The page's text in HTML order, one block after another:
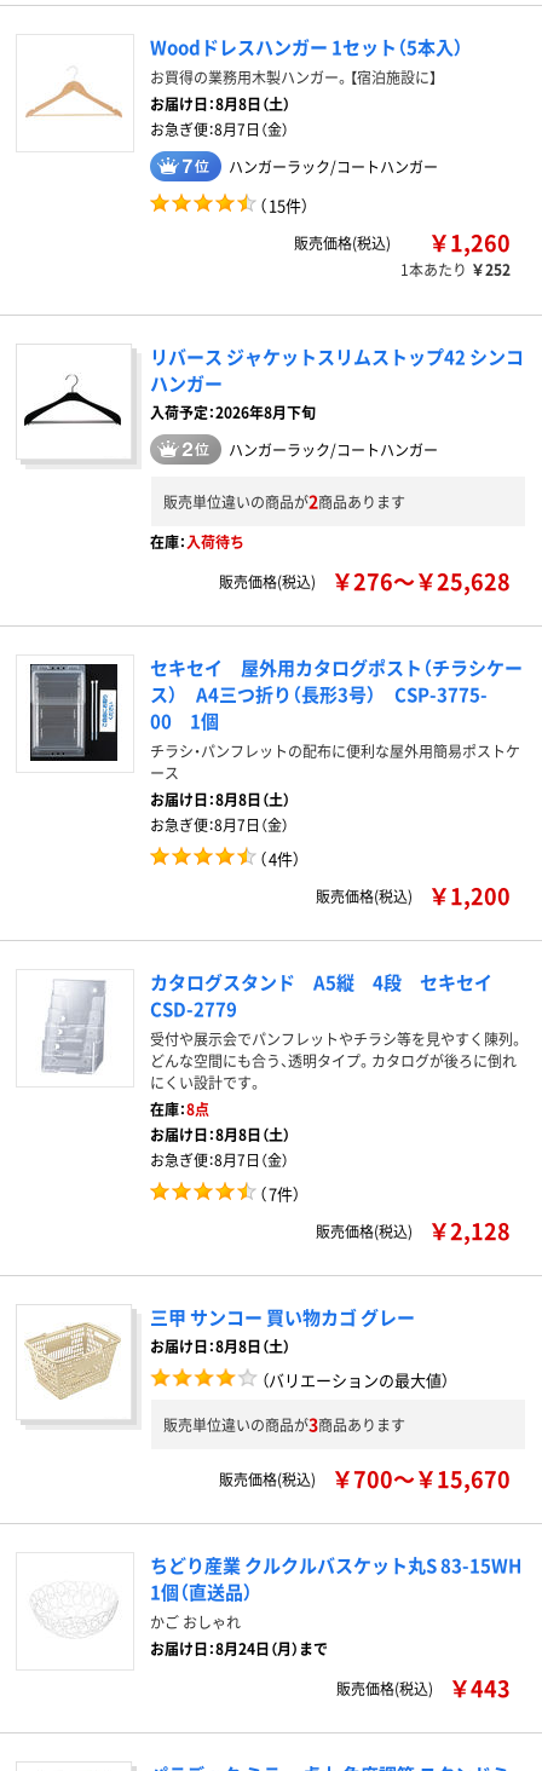
Woodドレスハンガー 1セット（5本入）
お買得の業務用木製ハンガー。【宿泊施設に】
お届け日：8月8日（土）
お急ぎ便：8月7日（金）
ハンガーラック/コートハンガー
（15件）
販売価格(税込) ￥1,260
1本あたり ￥252
リバース ジャケットスリムストップ42 シンコ
ハンガー
入荷予定：2026年8月下旬
ハンガーラック/コートハンガー
販売単位違いの商品が2商品あります
在庫：入荷待ち
販売価格(税込)
￥276～￥25,628
セキセイ 屋外用カタログポスト（チラシケー
ス） A4三つ折り（長形3号） CSP-3775-
00 1個
チラシ・パンフレットの配布に便利な屋外用簡易ポストケ
ース
お届け日：8月8日（土）
お急ぎ便：8月7日（金）
（4件）
販売価格(税込) ￥1,200
カタログスタンド A5縦 4段 セキセイ
CSD-2779
受付や展示会でパンフレットやチラシ等を見やすく陳列。
どんな空間にも合う、透明タイプ。カタログが後ろに倒れ
にくい設計です。
在庫：8点
お届け日：8月8日（土）
お急ぎ便：8月7日（金）
（7件）
販売価格(税込) ￥2,128
三甲 サンコー 買い物カゴ グレー
お届け日：8月8日（土）
（バリエーションの最大値）
販売単位違いの商品が3商品あります
販売価格(税込) ￥700～￥15,670
ちどり産業 クルクルバスケット丸S 83-15WH
1個（直送品）
かご おしゃれ
お届け日：8月24日（月）まで
販売価格(税込)
￥443